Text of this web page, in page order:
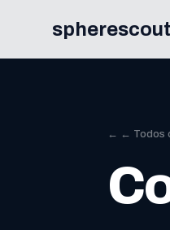
spherescout
← ← Todos